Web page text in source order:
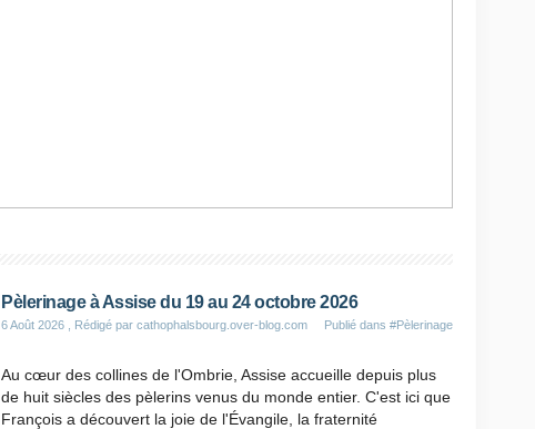
Pèlerinage à Assise du 19 au 24 octobre 2026
6 Août 2026 , Rédigé par cathophalsbourg.over-blog.com Publié dans #Pèlerinage
Au cœur des collines de l'Ombrie, Assise accueille depuis plus
de huit siècles des pèlerins venus du monde entier. C'est ici que
François a découvert la joie de l'Évangile, la fraternité